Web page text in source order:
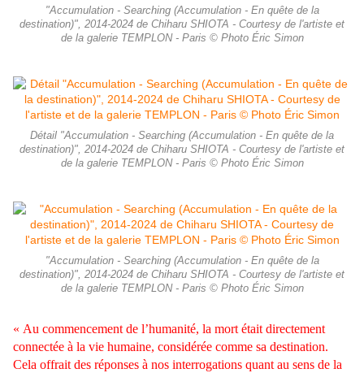
"Accumulation - Searching (Accumulation - En quête de la
destination)", 2014-2024 de Chiharu SHIOTA - Courtesy de l'artiste et
de la galerie TEMPLON - Paris © Photo Éric Simon
Détail "Accumulation - Searching (Accumulation - En quête de la
destination)", 2014-2024 de Chiharu SHIOTA - Courtesy de l'artiste et
de la galerie TEMPLON - Paris © Photo Éric Simon
"Accumulation - Searching (Accumulation - En quête de la
destination)", 2014-2024 de Chiharu SHIOTA - Courtesy de l'artiste et
de la galerie TEMPLON - Paris © Photo Éric Simon
« Au commencement de l’humanité, la mort était directement
connectée à la vie humaine, considérée comme sa destination.
Cela offrait des réponses à nos interrogations quant au sens de la